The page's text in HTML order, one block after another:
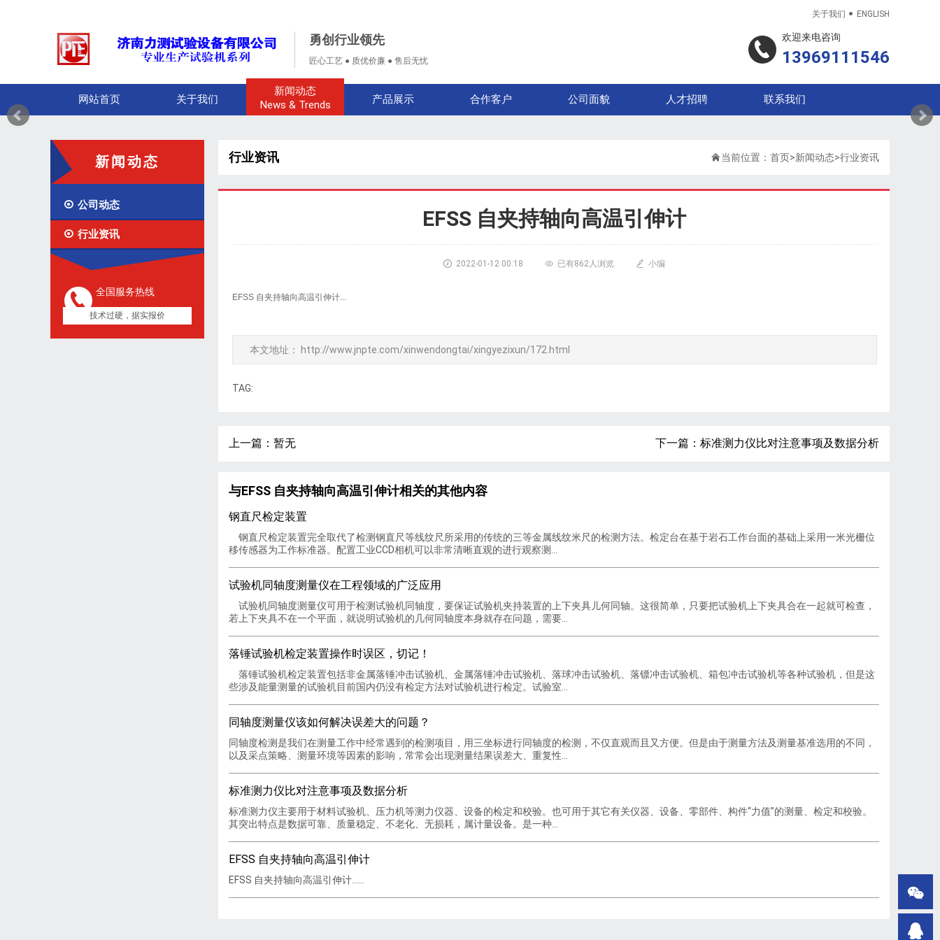
关于我们  ENGLISH
勇创行业领先
匠心工艺 ● 质优价廉 ● 售后无忧
欢迎来电咨询
13969111546
网站首页 关于我们
新闻动态
News & Trends
产品展示 合作客户 公司面貌 人才招聘 联系我们
新闻动态
 公司动态
 行业资讯
全国服务热线
技术过硬，据实报价
行业资讯 当前位置： 首页>新闻动态>行业资讯
EFSS 自夹持轴向高温引伸计
 2022-01-12 00:18  已有862人浏览  小编
EFSS 自夹持轴向高温引伸计...
本文地址： http://www.jnpte.com/xinwendongtai/xingyezixun/172.html
TAG:
上一篇：暂无 下一篇：标准测力仪比对注意事项及数据分析
与EFSS 自夹持轴向高温引伸计相关的其他内容
钢直尺检定装置
钢直尺检定装置完全取代了检测钢直尺等线纹尺所采用的传统的三等金属线纹米尺的检测方法。检定台在基于岩石工作台面的基础上采用一米光栅位
移传感器为工作标准器。配置工业CCD相机可以非常清晰直观的进行观察测...
试验机同轴度测量仪在工程领域的广泛应用
试验机同轴度测量仪可用于检测试验机同轴度，要保证试验机夹持装置的上下夹具儿何同轴。这很简单，只要把试验机上下夹具合在一起就可检查，
若上下夹具不在一个平面，就说明试验机的几何同轴度本身就存在问题，需要...
落锤试验机检定装置操作时误区，切记！
落锤试验机检定装置包括非金属落锤冲击试验机、金属落锤冲击试验机、落球冲击试验机、落镖冲击试验机、箱包冲击试验机等各种试验机，但是这
些涉及能量测量的试验机目前国内仍没有检定方法对试验机进行检定。试验室...
同轴度测量仪该如何解决误差大的问题？
同轴度检测是我们在测量工作中经常遇到的检测项目，用三坐标进行同轴度的检测，不仅直观而且又方便。但是由于测量方法及测量基准选用的不同，
以及采点策略、测量环境等因素的影响，常常会出现测量结果误差大、重复性...
标准测力仪比对注意事项及数据分析
标准测力仪主要用于材料试验机、压力机等测力仪器、设备的检定和校验。也可用于其它有关仪器、设备、零部件、构件“力值”的测量、检定和校验。
其突出特点是数据可靠、质量稳定、不老化、无损耗，属计量设备。是一种...
EFSS 自夹持轴向高温引伸计
EFSS 自夹持轴向高温引伸计......

